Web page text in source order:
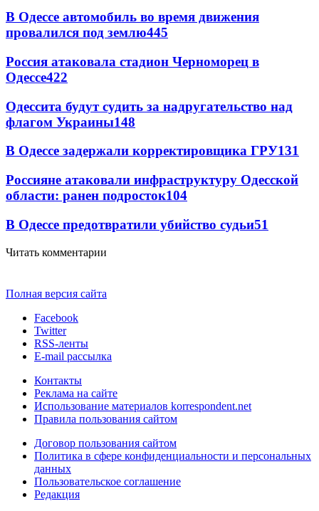
В Одессе автомобиль во время движения
провалился под землю445
Россия атаковала стадион Черноморец в
Одессе422
Одессита будут судить за надругательство над
флагом Украины148
В Одессе задержали корректировщика ГРУ131
Россияне атаковали инфраструктуру Одесской
области: ранен подросток104
В Одессе предотвратили убийство судьи51
Читать комментарии
Полная версия сайта
Facebook
Twitter
RSS-ленты
E-mail рассылка
Контакты
Реклама на сайте
Использование материалов korrespondent.net
Правила пользования сайтом
Договор пользования сайтом
Политика в сфере конфиденциальности и персональных
данных
Пользовательское соглашение
Редакция